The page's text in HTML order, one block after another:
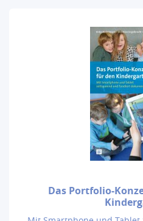
Das Portfolio-